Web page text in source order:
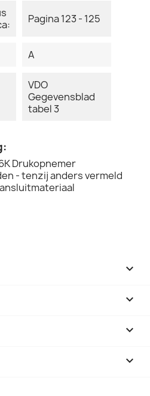
Pagina 123 - 125
A
VDO
Gegevensblad
tabel 3
Drukopnemer
- tenzij anders vermeld



keyboard_arrow_down